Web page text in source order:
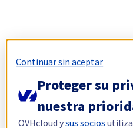
Continuar sin aceptar
Proteger su
nuestra
OVHcloud ysus socios